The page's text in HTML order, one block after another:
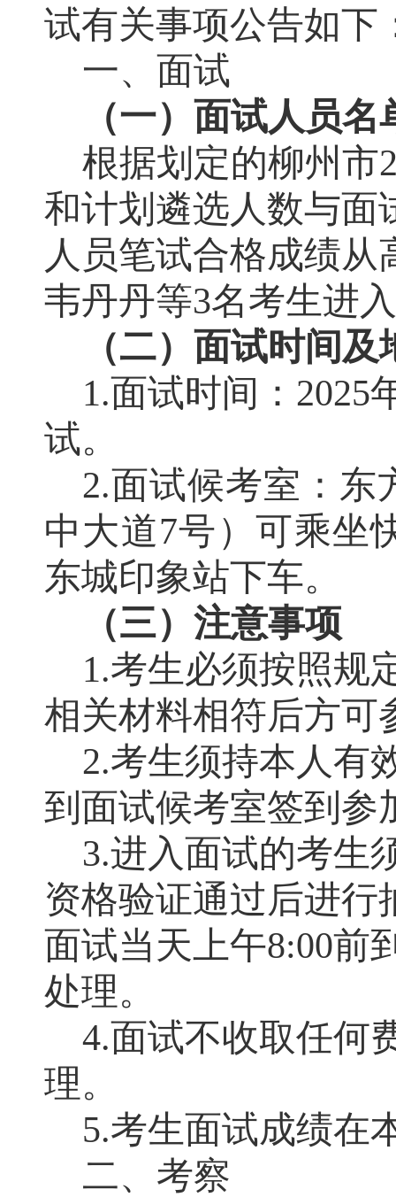
试有关事项公告如下
一、面试
（一）面试人员名
根据划定的柳州市
和计划遴选人数与面
人员笔试合格成绩从
韦丹丹等3名考生进
（二） 面试时间及
1.面试时间： 2025
试。
2.面试候考室： 东
中大道7号）可乘坐
东城印象站下车。
（三）注意事项
1.考生必须按照规
相关材料相符后方可
2.考生须持本人有
到面试候考室签到参
3.进入面试的考生
资格验证通过后进行
面试当天 上午8:00前
处理。
4.面试不收取任何
理。
5.考生面试成绩在
二、考察